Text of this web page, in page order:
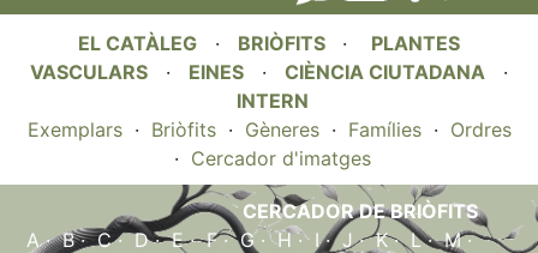
EL CATÀLEG · BRIÒFITS · PLANTES
VASCULARS · EINES · CIÈNCIA CIUTADANA ·
INTERN
Exemplars· Briòfits· Gèneres· Famílies· Ordres
· Cercador d'imatges
CERCADOR DE BRIÒFITS
A·B·C·D·E·F·G·H · I·J·K·L·M·